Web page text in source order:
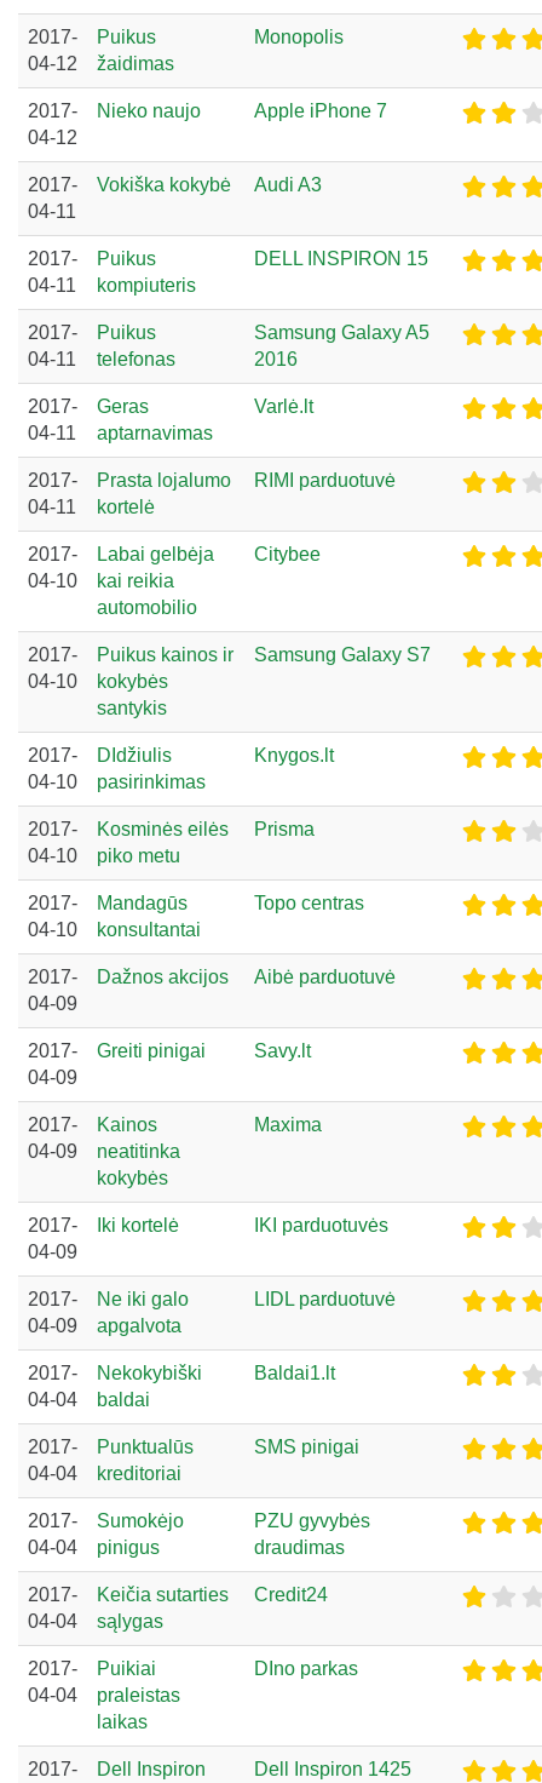
2017-
04-12
Puikus
žaidimas
Monopolis
2017-
04-12
Nieko naujo Apple iPhone 7
2017-
04-11
Vokiška kokybė Audi A3
2017-
04-11
Puikus
kompiuteris
DELL INSPIRON 15
2017-
04-11
Puikus
telefonas
Samsung Galaxy A5
2016
2017-
04-11
Geras
aptarnavimas
Varlė.lt
2017-
04-11
Prasta lojalumo
kortelė
RIMI parduotuvė
2017-
04-10
Labai gelbėja
kai reikia
automobilio
Citybee
2017-
04-10
Puikus kainos ir
kokybės
santykis
Samsung Galaxy S7
2017-
04-10
DIdžiulis
pasirinkimas
Knygos.lt
2017-
04-10
Kosminės eilės
piko metu
Prisma
2017-
04-10
Mandagūs
konsultantai
Topo centras
2017-
04-09
Dažnos akcijos Aibė parduotuvė
2017-
04-09
Greiti pinigai Savy.lt
2017-
04-09
Kainos
neatitinka
kokybės
Maxima
2017-
04-09
Iki kortelė IKI parduotuvės
2017-
04-09
Ne iki galo
apgalvota
LIDL parduotuvė
2017-
04-04
Nekokybiški
baldai
Baldai1.lt
2017-
04-04
Punktualūs
kreditoriai
SMS pinigai
2017-
04-04
Sumokėjo
pinigus
PZU gyvybės
draudimas
2017-
04-04
Keičia sutarties
sąlygas
Credit24
2017-
04-04
Puikiai
praleistas
laikas
DIno parkas
2017-
Dell Inspiron
Dell Inspiron 1425